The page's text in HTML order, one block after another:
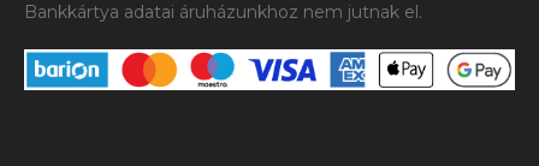
Bankkártya adatai áruházunkhoz nem jutnak el.